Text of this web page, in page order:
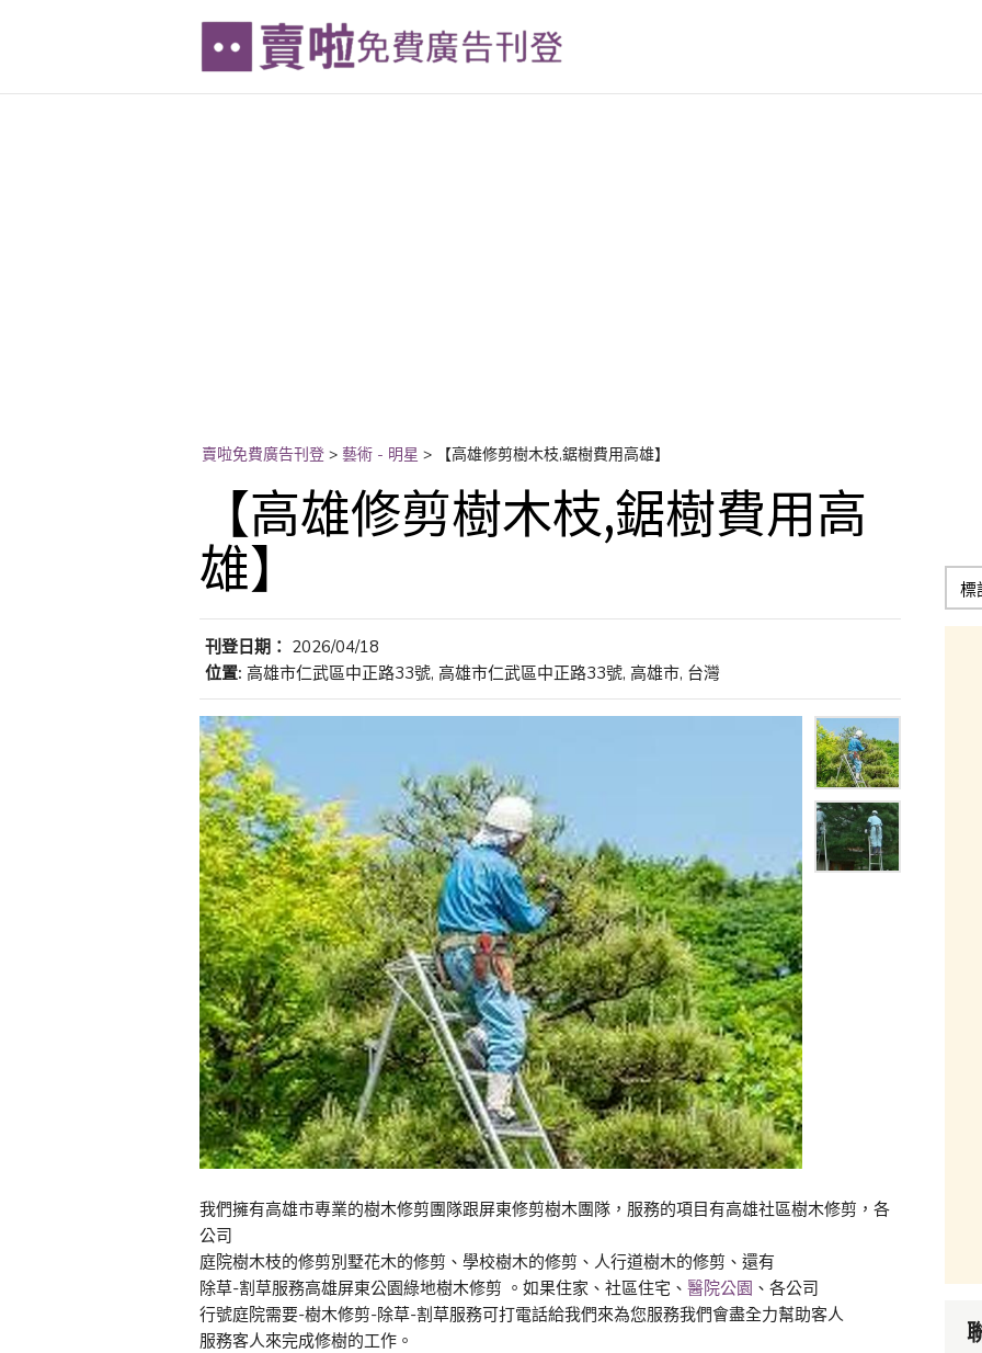
賣啦免費廣告刊登 > 藝術 - 明星 > 【高雄修剪樹木枝,鋸樹費用高雄】
【高雄修剪樹木枝,鋸樹費用高
雄】
刊登日期： 2026/04/18
位置: 高雄市仁武區中正路33號, 高雄市仁武區中正路33號, 高雄市, 台灣
我們擁有高雄市專業的樹木修剪團隊跟屏東修剪樹木團隊，服務的項目有高雄社區樹木修剪，各
公司
庭院樹木枝的修剪別墅花木的修剪、學校樹木的修剪、人行道樹木的修剪、還有
除草-割草服務高雄屏東公園綠地樹木修剪 。如果住家、社區住宅、 醫院公園 、各公司
行號庭院需要-樹木修剪-除草-割草服務可打電話給我們來為您服務我們會盡全力幫助客人
服務客人來完成修樹的工作。